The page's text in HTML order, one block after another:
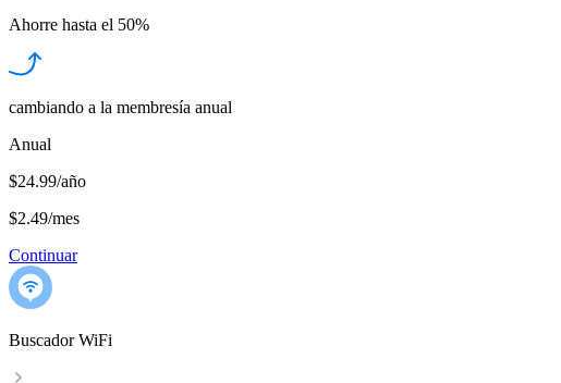
Ahorre hasta el 50%
cambiando a la membresía anual
Anual
$24.99/año
$2.49/mes
Continuar
Buscador WiFi